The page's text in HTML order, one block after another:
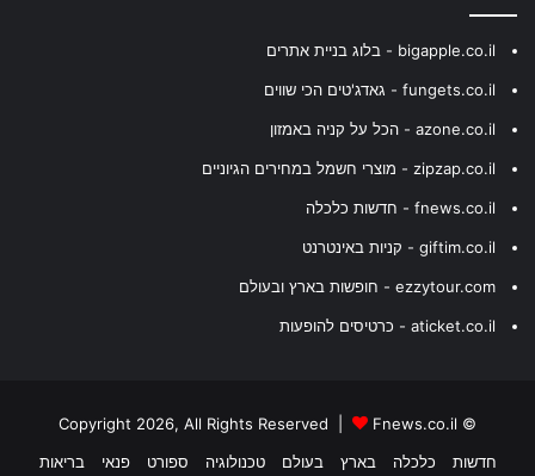
bigapple.co.il - בלוג בניית אתרים
fungets.co.il - גאדג'טים הכי שווים
azone.co.il - הכל על קניה באמזון
zipzap.co.il - מוצרי חשמל במחירים הגיוניים
fnews.co.il - חדשות כלכלה
giftim.co.il - קניות באינטרנט
ezzytour.com - חופשות בארץ ובעולם
aticket.co.il - כרטיסים להופעות
© Copyright 2026, All Rights Reserved |
Fnews.co.il
חדשות
כלכלה בארץ בעולם טכנולוגיה ספורט פנאי בריאות